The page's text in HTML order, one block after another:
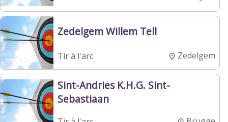
Zedelgem Willem Tell
Tir à l'arc Zedelgem
Sint-Andries K.H.G. Sint-
Sebastiaan